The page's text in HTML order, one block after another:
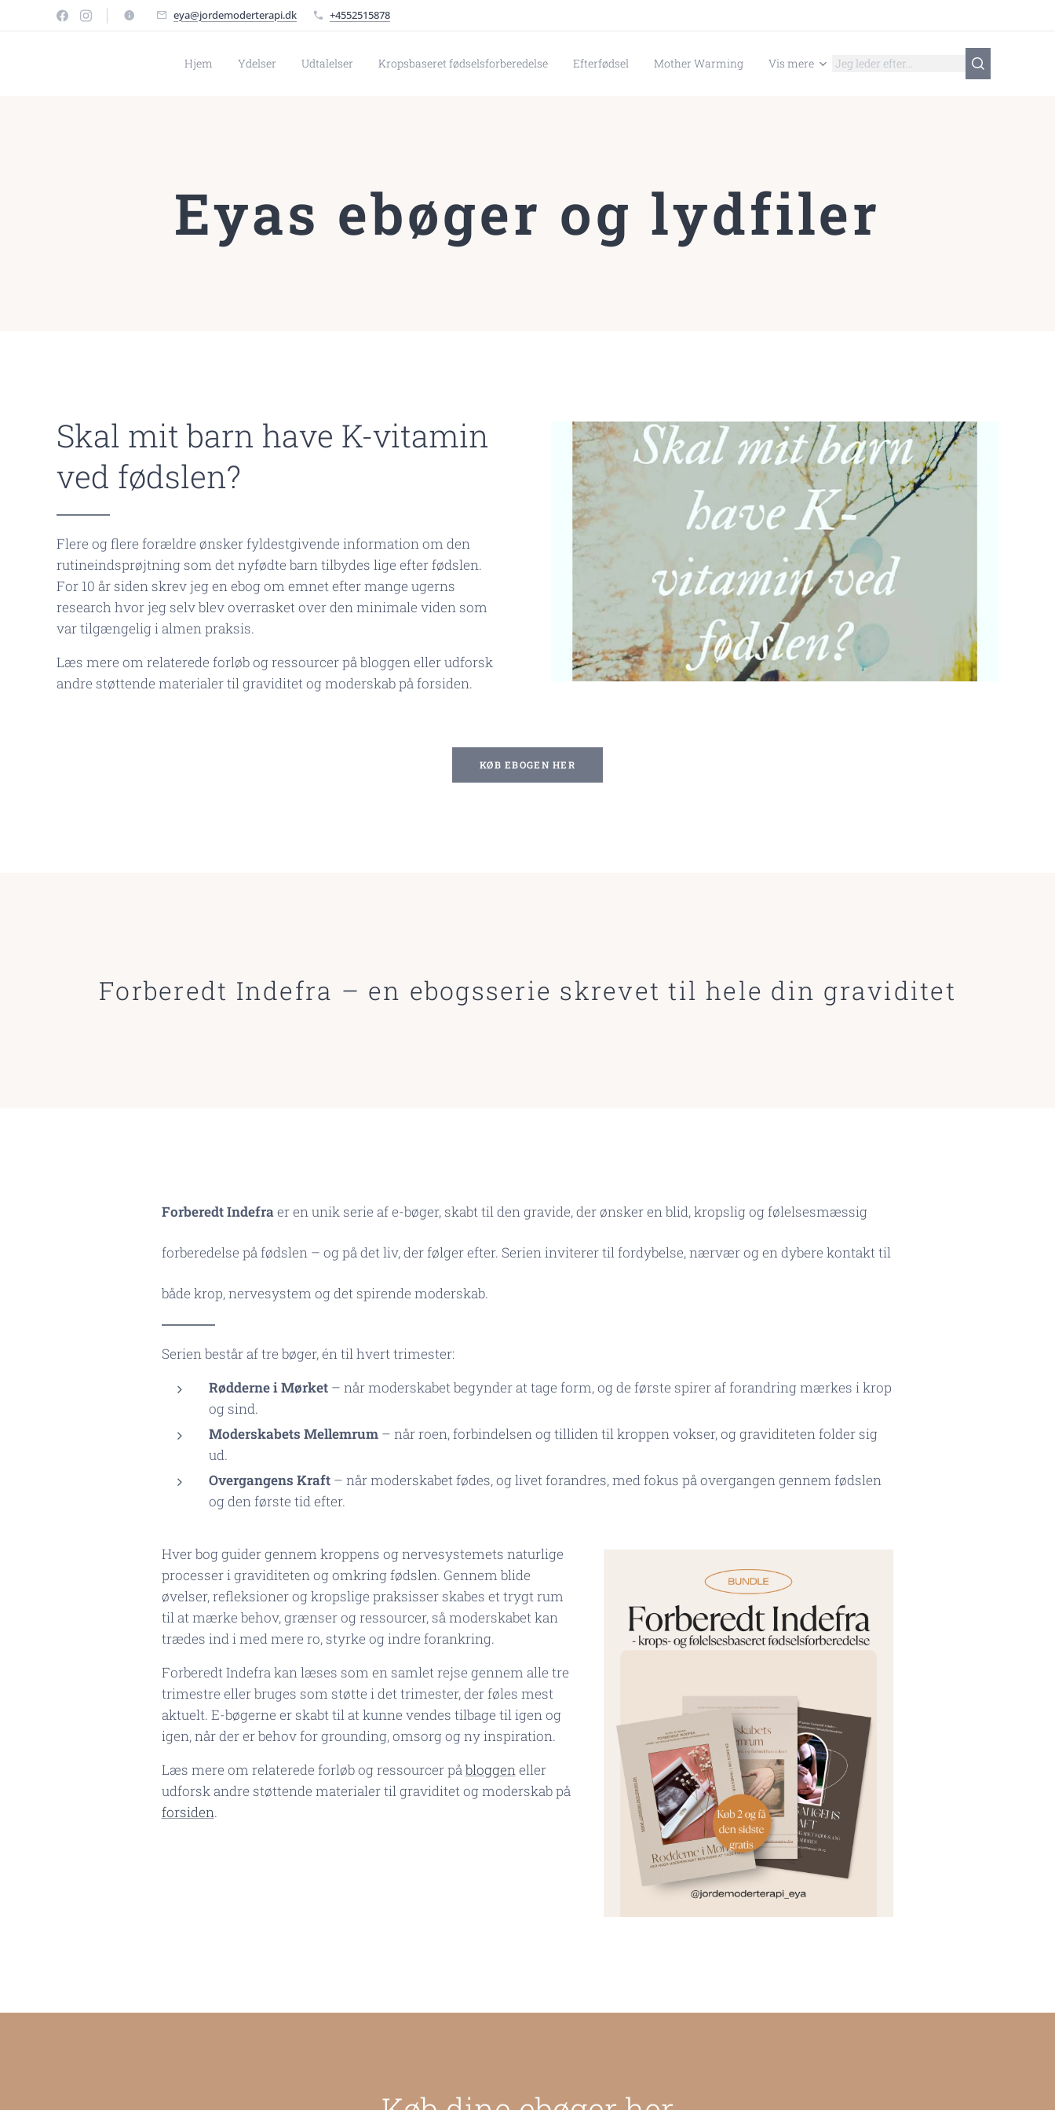
eya@jordemoderterapi.dk +4552515878
Hjem Ydelser Udtalelser Kropsbaseret fødselsforberedelse Efterfødsel Mother Warming Vis mere
Eyas ebøger og lydfiler
Skal mit barn have K-vitamin
ved fødslen?
Flere og flere forældre ønsker fyldestgivende information om den
rutineindsprøjtning som det nyfødte barn tilbydes lige efter fødslen.
For 10 år siden skrev jeg en ebog om emnet efter mange ugerns
research hvor jeg selv blev overrasket over den minimale viden som
var tilgængelig i almen praksis.
Læs mere om relaterede forløb og ressourcer på bloggen eller udforsk
andre støttende materialer til graviditet og moderskab på forsiden.
KØB EBOGEN HER
Forberedt Indefra – en ebogsserie skrevet til hele din graviditet
Forberedt Indefraer en unik serie af e-bøger, skabt til den gravide, der ønsker en blid, kropslig og følelsesmæssig
forberedelse på fødslen – og på det liv, der følger efter. Serien inviterer til fordybelse, nærvær og en dybere kontakt til
både krop, nervesystem og det spirende moderskab.
Serien består af tre bøger, én til hvert trimester:
Rødderne i Mørket– når moderskabet begynder at tage form, og de første spirer af forandring mærkes i krop
og sind.
Moderskabets Mellemrum– når roen, forbindelsen og tilliden til kroppen vokser, og graviditeten folder sig
ud.
Overgangens Kraft– når moderskabet fødes, og livet forandres, med fokus på overgangen gennem fødslen
og den første tid efter.
Hver bog guider gennem kroppens og nervesystemets naturlige
processer i graviditeten og omkring fødslen. Gennem blide
øvelser, refleksioner og kropslige praksisser skabes et trygt rum
til at mærke behov, grænser og ressourcer, så moderskabet kan
trædes ind i med mere ro, styrke og indre forankring.
Forberedt Indefra kan læses som en samlet rejse gennem alle tre
trimestre eller bruges som støtte i det trimester, der føles mest
aktuelt. E-bøgerne er skabt til at kunne vendes tilbage til igen og
igen, når der er behov for grounding, omsorg og ny inspiration.
Læs mere om relaterede forløb og ressourcer påbloggeneller
udforsk andre støttende materialer til graviditet og moderskab på
forsiden.